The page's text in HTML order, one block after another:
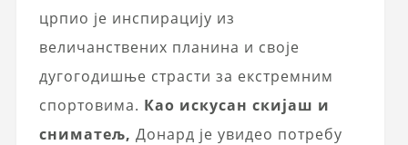
црпио је инспирацију из
величанствених планина и своје
дугогодишње страсти за екстремним
спортовима. Као искусан скијаш и
сниматељ, Донард је увидео потребу